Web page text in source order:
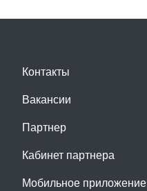
Контакты
Вакансии
Партнер
Кабинет партнера
Мобильное приложение